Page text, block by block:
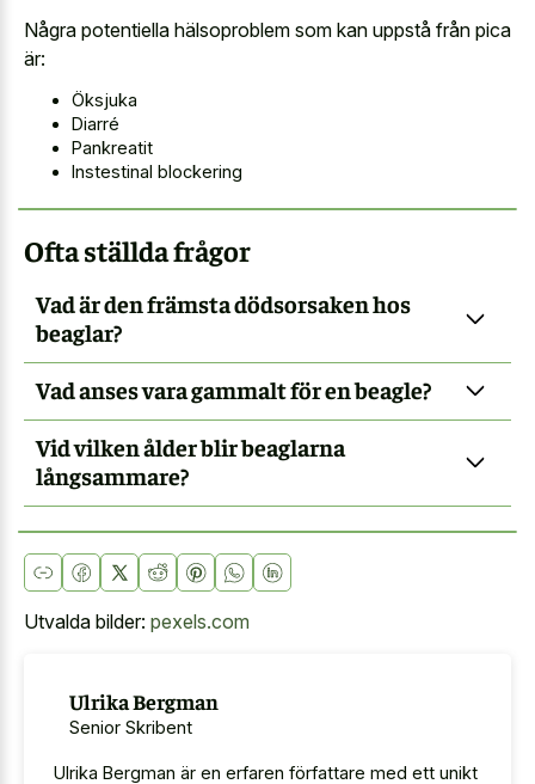
Några potentiella hälsoproblem som kan uppstå från pica
är:
Öksjuka
Diarré
Pankreatit
Instestinal blockering
Ofta ställda frågor
Vad är den främsta dödsorsaken hos
beaglar?
Vad anses vara gammalt för en beagle?
Vid vilken ålder blir beaglarna
långsammare?
Utvalda bilder: pexels.com
Ulrika Bergman
Senior Skribent
Ulrika Bergman är en erfaren författare med ett unikt